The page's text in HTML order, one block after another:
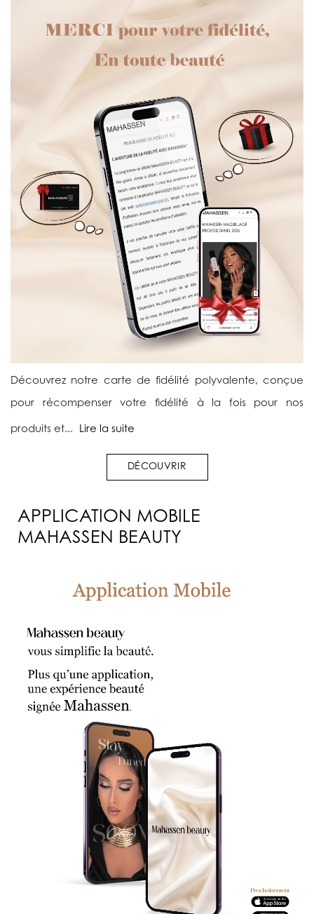
Découvrez notre carte de fidélité polyvalente, conçue
pour récompenser votre fidélité à la fois pour nos
produits et... Lire la suite
DÉCOUVRIR
APPLICATION MOBILE
MAHASSEN BEAUTY